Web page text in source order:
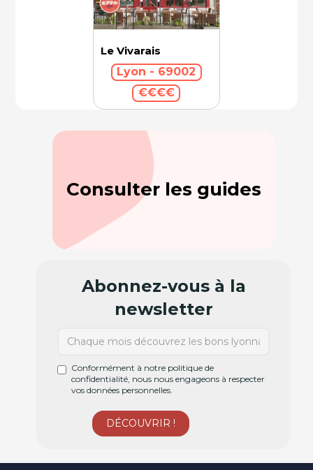
Le Vivarais
Lyon - 69002
€€€€
Consulter les guides
Abonnez-vous à la
newsletter
Conformément à notre politique de
confidentialité, nous nous engageons à respecter
vos données personnelles.